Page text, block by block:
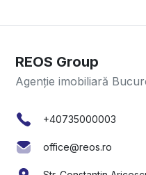
REOS Group
Agenție imobiliară
+40735000003
office@reos.ro